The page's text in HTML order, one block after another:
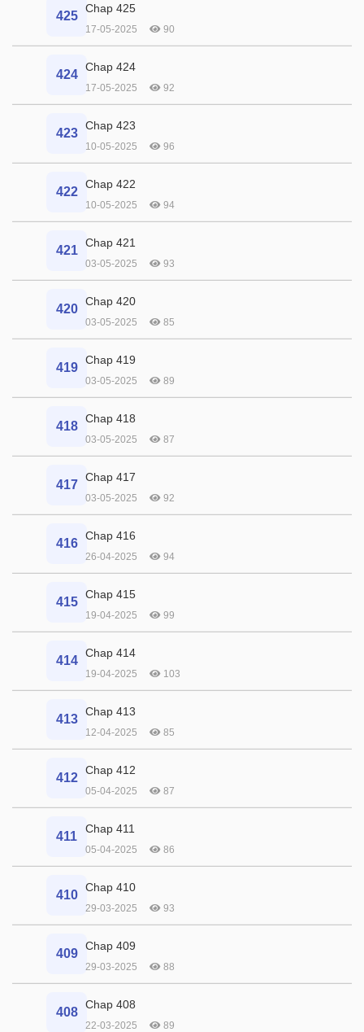
425
Chap 425
17-05-2025 90
424
Chap 424
17-05-2025 92
423
Chap 423
10-05-2025 96
422
Chap 422
10-05-2025 94
421
Chap 421
03-05-2025 93
420
Chap 420
03-05-2025 85
419
Chap 419
03-05-2025 89
418
Chap 418
03-05-2025 87
417
Chap 417
03-05-2025 92
416
Chap 416
26-04-2025 94
415
Chap 415
19-04-2025 99
414
Chap 414
19-04-2025 103
413
Chap 413
12-04-2025 85
412
Chap 412
05-04-2025 87
411
Chap 411
05-04-2025 86
410
Chap 410
29-03-2025 93
409
Chap 409
29-03-2025 88
408
Chap 408
22-03-2025 89